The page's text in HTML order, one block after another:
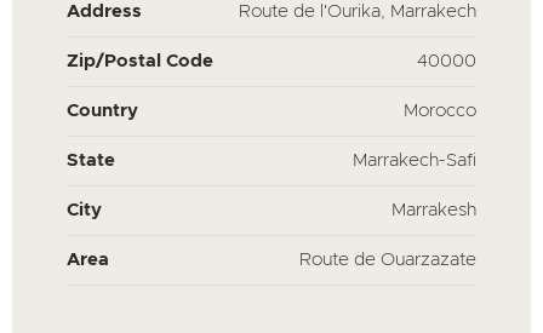
Address Route de l'Ourika, Marrakech
Zip/Postal Code 40000
Country Morocco
State Marrakech-Safi
City Marrakesh
Area Route de Ouarzazate